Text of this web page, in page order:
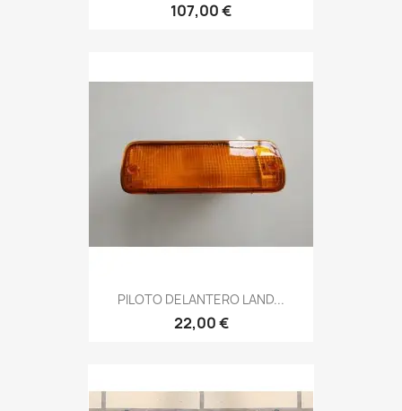
107,00 €
PILOTO DELANTERO LAND...
22,00 €